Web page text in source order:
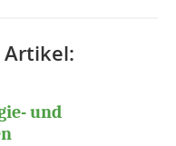
Artikel:
und